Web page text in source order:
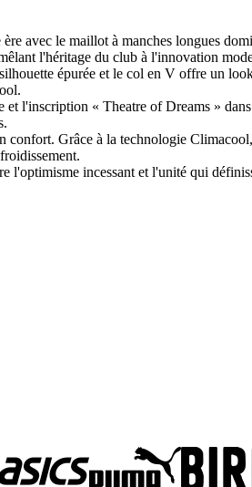
avec le maillot à manches longues
l'héritage du club à l'innovation
épurée et le col en V offre un
l'inscription « Theatre of Dreams »
confort. Grâce à la technologie
l'optimisme incessant et l'unité qui